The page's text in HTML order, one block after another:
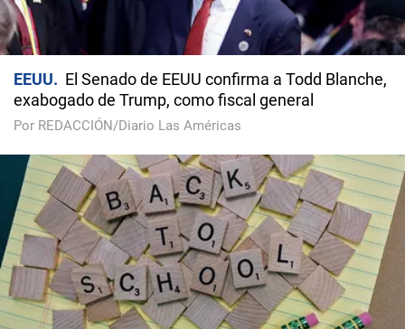
EEUU
El Senado de EEUU confirma a Todd Blanche,
exabogado de Trump, como fiscal general
Por REDACCIÓN/Diario Las Américas